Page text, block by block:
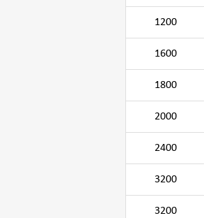
1200
1600
1800
2000
2400
3200
3200